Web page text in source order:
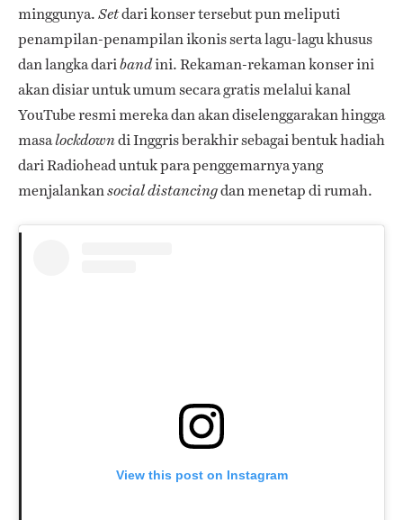
minggunya. Setdari konser tersebut pun meliputi
penampilan-penampilan ikonis serta lagu-lagu khusus
dan langka daribandini. Rekaman-rekaman konser ini
akan disiar untuk umum secara gratis melalui kanal
YouTube resmi mereka dan akan diselenggarakan hingga
masalockdowndi Inggris berakhir sebagai bentuk hadiah
dari Radiohead untuk para penggemarnya yang
menjalankansocial distancingdan menetap di rumah.
View this post on Instagram